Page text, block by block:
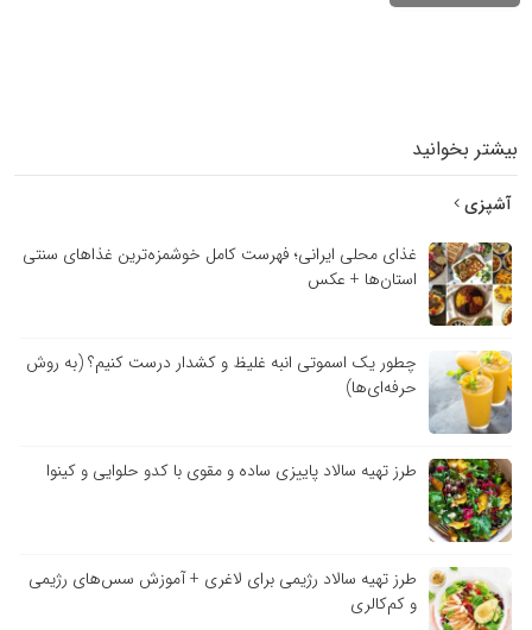
بیشتر بخوانید
آشپزی
غذای محلی ایرانی؛ فهرست کامل خوشمزه‌ترین غذاهای سنتی
استان‌ها + عکس
چطور یک اسموتی انبه غلیظ و کشدار درست کنیم؟ (به روش
حرفه‌ای‌ها)
طرز تهیه سالاد پاییزی ساده و مقوی با کدو حلوایی و کینوا
طرز تهیه سالاد رژیمی برای لاغری + آموزش سس‌های رژیمی
و کم‌کالری